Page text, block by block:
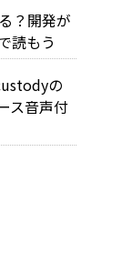
？開発が
読もう
の
ス音声付